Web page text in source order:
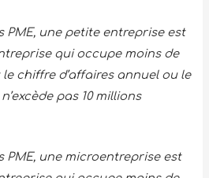
PME, une petite entreprise est
qui occupe moins de
chiffre d’affaires annuel ou le
pas 10 millions
PME, une microentreprise est